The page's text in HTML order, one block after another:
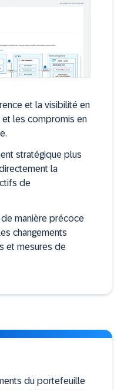
et la visibilité en
les compromis en
stratégique plus
la
de
manière précoce
changements
et mesures de
du portefeuille